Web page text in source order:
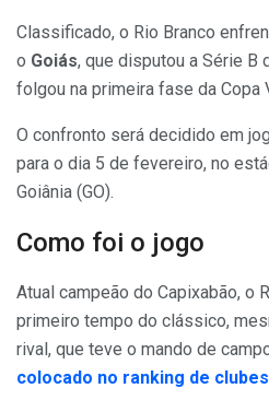
Classificado, o Rio Branco
o Goiás, que disputou a Série B
folgou na primeira fase da Copa
O confronto será decidido em
para o dia 5 de fevereiro, no
Goiânia (GO).
Como foi o jogo
Atual campeão do Capixabão, o
primeiro tempo do clássico,
rival, que teve o mando de
colocado no ranking de clubes